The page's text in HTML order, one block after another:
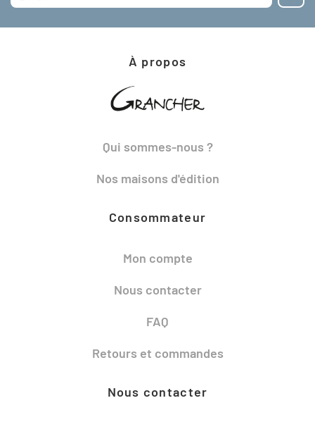
À propos
Qui sommes-nous ?
Nos maisons d'édition
Consommateur
Mon compte
Nous contacter
FAQ
Retours et commandes
Nous contacter